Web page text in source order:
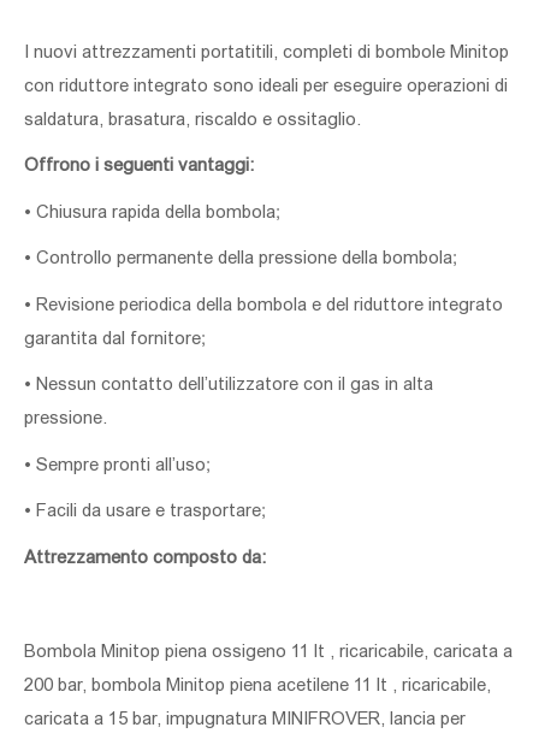
I nuovi attrezzamenti portatitili, completi di bombole Minitop
con riduttore integrato sono ideali per eseguire operazioni di
saldatura, brasatura, riscaldo e ossitaglio.
Offrono i seguenti vantaggi:
• Chiusura rapida della bombola;
• Controllo permanente della pressione della bombola;
• Revisione periodica della bombola e del riduttore integrato
garantita dal fornitore;
• Nessun contatto dell’utilizzatore con il gas in alta
pressione.
• Sempre pronti all’uso;
• Facili da usare e trasportare;
Attrezzamento composto da:
Bombola Minitop piena ossigeno 11 lt , ricaricabile, caricata a
200 bar, bombola Minitop piena acetilene 11 lt , ricaricabile,
caricata a 15 bar, impugnatura MINIFROVER, lancia per